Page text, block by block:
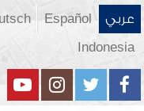
عربي Español
Indonesia